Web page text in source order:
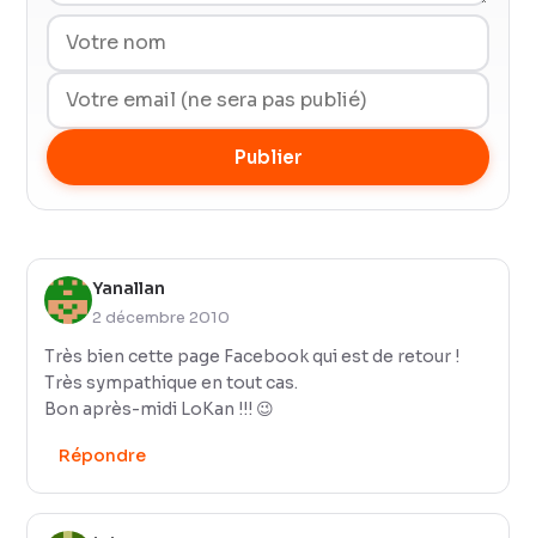
Publier
Yanallan
2 décembre 2010
Très bien cette page Facebook qui est de retour !
Très sympathique en tout cas.
Bon après-midi LoKan !!! 😉
Répondre